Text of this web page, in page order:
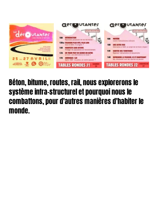
Béton, bitume, routes, rail, nous explorerons le
système infra-structurel et pourquoi nous le
combattons, pour d'autres manières d'habiter le
monde.